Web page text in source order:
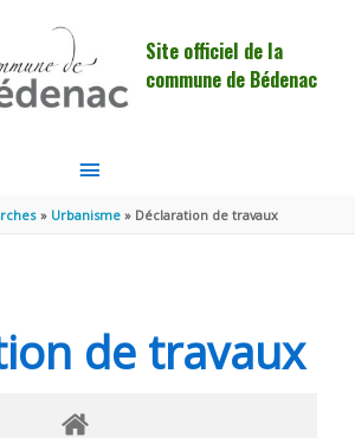
Site officiel de la
commune de Bédenac
MENU
PRINCIPAL
Urbanisme Déclaration de travaux
de travaux